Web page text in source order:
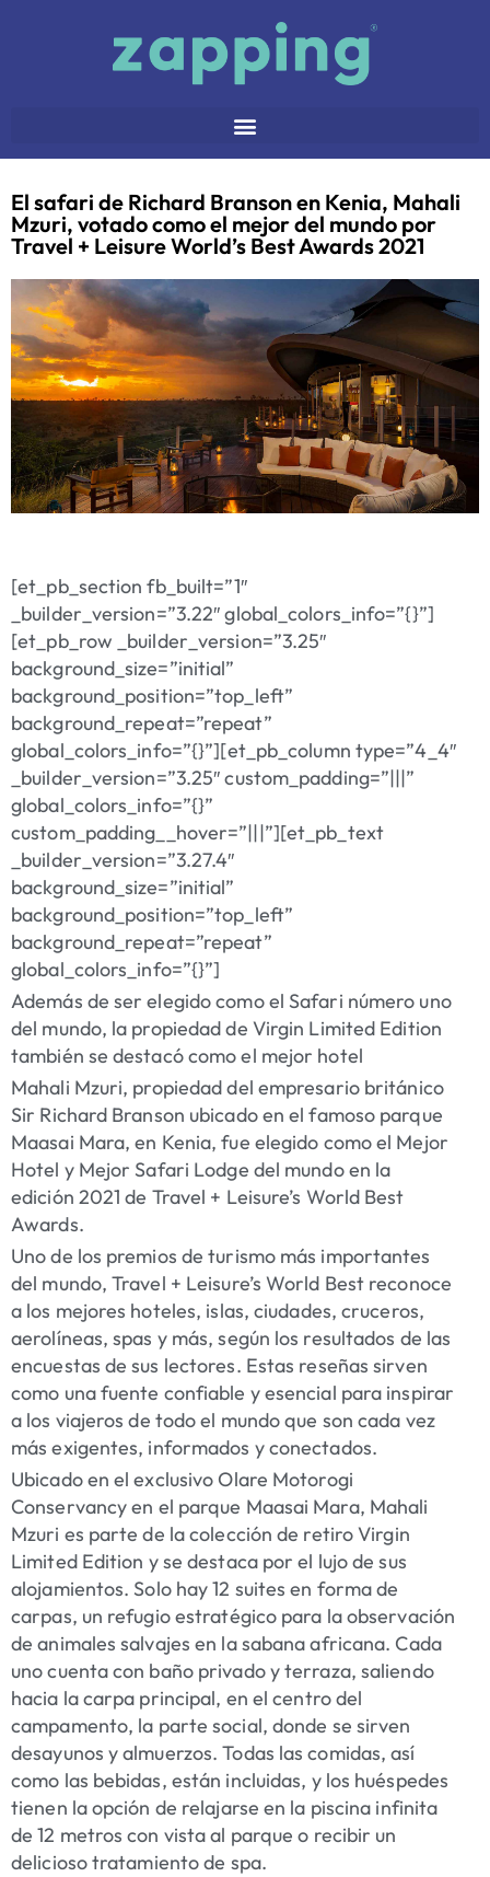
El safari de Richard Branson en Kenia, Mahali
Mzuri, votado como el mejor del mundo por
Travel + Leisure World’s Best Awards 2021
[et_pb_section fb_built=”1″
_builder_version=”3.22″ global_colors_info=”{}”]
[et_pb_row _builder_version=”3.25″
background_size=”initial”
background_position=”top_left”
background_repeat=”repeat”
global_colors_info=”{}”][et_pb_column type=”4_4″
_builder_version=”3.25″ custom_padding=”|||”
global_colors_info=”{}”
custom_padding__hover=”|||”][et_pb_text
_builder_version=”3.27.4″
background_size=”initial”
background_position=”top_left”
background_repeat=”repeat”
global_colors_info=”{}”]
Además de ser elegido como el Safari número uno
del mundo, la propiedad de Virgin Limited Edition
también se destacó como el mejor hotel
Mahali Mzuri, propiedad del empresario británico
Sir Richard Branson ubicado en el famoso parque
Maasai Mara, en Kenia, fue elegido como el Mejor
Hotel y Mejor Safari Lodge del mundo en la
edición 2021 de Travel + Leisure’s World Best
Awards.
Uno de los premios de turismo más importantes
del mundo, Travel + Leisure’s World Best reconoce
a los mejores hoteles, islas, ciudades, cruceros,
aerolíneas, spas y más, según los resultados de las
encuestas de sus lectores. Estas reseñas sirven
como una fuente confiable y esencial para inspirar
a los viajeros de todo el mundo que son cada vez
más exigentes, informados y conectados.
Ubicado en el exclusivo Olare Motorogi
Conservancy en el parque Maasai Mara, Mahali
Mzuri es parte de la colección de retiro Virgin
Limited Edition y se destaca por el lujo de sus
alojamientos. Solo hay 12 suites en forma de
carpas, un refugio estratégico para la observación
de animales salvajes en la sabana africana. Cada
uno cuenta con baño privado y terraza, saliendo
hacia la carpa principal, en el centro del
campamento, la parte social, donde se sirven
desayunos y almuerzos. Todas las comidas, así
como las bebidas, están incluidas, y los huéspedes
tienen la opción de relajarse en la piscina infinita
de 12 metros con vista al parque o recibir un
delicioso tratamiento de spa.